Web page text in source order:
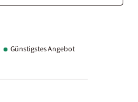
Günstigstes Angebot